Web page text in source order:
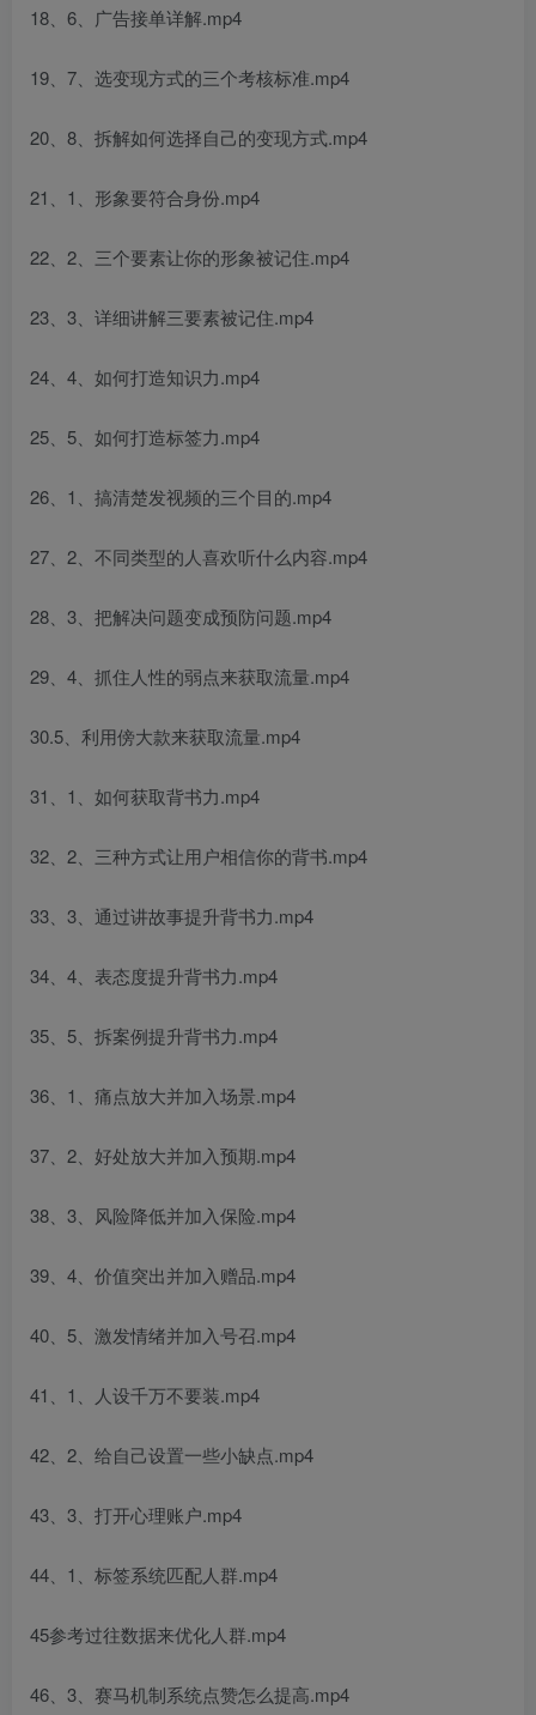
18、6、广告接单详解.mp4
19、7、选变现方式的三个考核标准.mp4
20、8、拆解如何选择自己的变现方式.mp4
21、1、形象要符合身份.mp4
22、2、三个要素让你的形象被记住.mp4
23、3、详细讲解三要素被记住.mp4
24、4、如何打造知识力.mp4
25、5、如何打造标签力.mp4
26、1、搞清楚发视频的三个目的.mp4
27、2、不同类型的人喜欢听什么内容.mp4
28、3、把解决问题变成预防问题.mp4
29、4、抓住人性的弱点来获取流量.mp4
30.5、利用傍大款来获取流量.mp4
31、1、如何获取背书力.mp4
32、2、三种方式让用户相信你的背书.mp4
33、3、通过讲故事提升背书力.mp4
34、4、表态度提升背书力.mp4
35、5、拆案例提升背书力.mp4
36、1、痛点放大并加入场景.mp4
37、2、好处放大并加入预期.mp4
38、3、风险降低并加入保险.mp4
39、4、价值突出并加入赠品.mp4
40、5、激发情绪并加入号召.mp4
41、1、人设千万不要装.mp4
42、2、给自己设置一些小缺点.mp4
43、3、打开心理账户.mp4
44、1、标签系统匹配人群.mp4
45参考过往数据来优化人群.mp4
46、3、赛马机制系统点赞怎么提高.mp4